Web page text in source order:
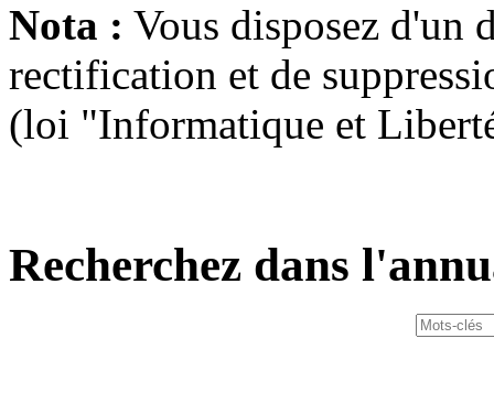
Nota : Vous disposez d'un
rectification et de
(loi "Informatique et
Recherchez dans